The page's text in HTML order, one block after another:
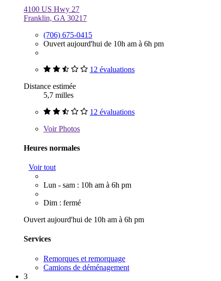
4100 US Hwy 27
Franklin, GA 30217
(706) 675-0415
Ouvert aujourd'hui de 10h am à 6h pm
12 évaluations
Distance estimée
5,7 milles
12 évaluations
VoirPhotos
Heures normales
Voir tout
Lun - sam : 10h am à 6h pm
Dim : fermé
Ouvert aujourd'hui de 10h am à 6h pm
Services
Remorques et remorquage
Camions de déménagement
3